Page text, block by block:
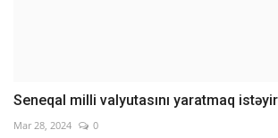
Seneqal milli valyutasını yaratmaq istəyir
Mar 28, 2024 0